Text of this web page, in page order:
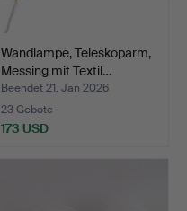
Wandlampe, Teleskoparm,
Messing mit Textil…
Beendet 21. Jan 2026
23 Gebote
173 USD